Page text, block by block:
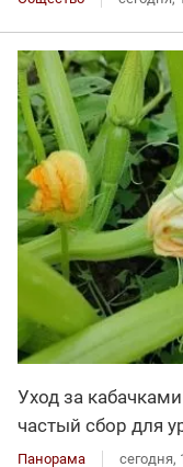
Уход за
частый сбор для
Панорама сегодня,